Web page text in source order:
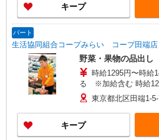
キープ
パート
生活協同組合コープみらい コープ田端店
野菜・果物の品出し
時給1295円〜時給
る ※加給含む 時給1295円〜 ※9時迄 時給＋
100円 ※16時（17時
祝日 時給＋150円
東京都北区田端1-
キープ